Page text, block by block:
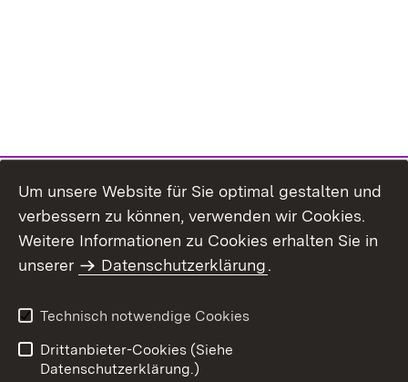
Themenübersicht
Um unsere Website für Sie optimal gestalten und
verbessern zu können, verwenden wir Cookies.
Weitere Informationen zu Cookies erhalten Sie in
unserer
Datenschutzerklärung.
Technisch notwendige Cookies
Drittanbieter-Cookies (Siehe
Datenschutzerklärung.)